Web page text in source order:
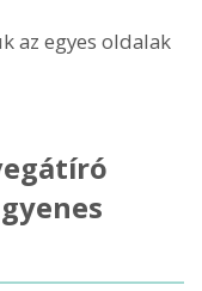
az egyes oldalak